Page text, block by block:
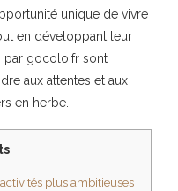
unique de vivre
en développant leur
par gocolo.fr sont
aux attentes et aux
en herbe.
plus ambitieuses